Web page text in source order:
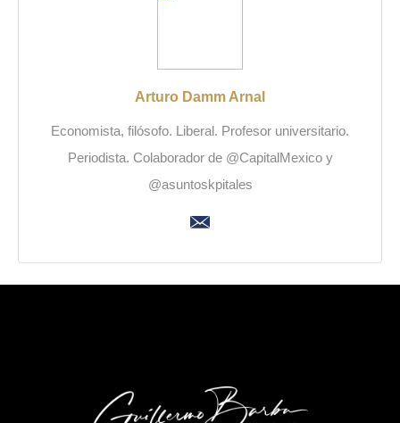
Arturo Damm Arnal
Economista, filósofo. Liberal. Profesor universitario.
Periodista. Colaborador de @CapitalMexico y
@asuntoskpitales